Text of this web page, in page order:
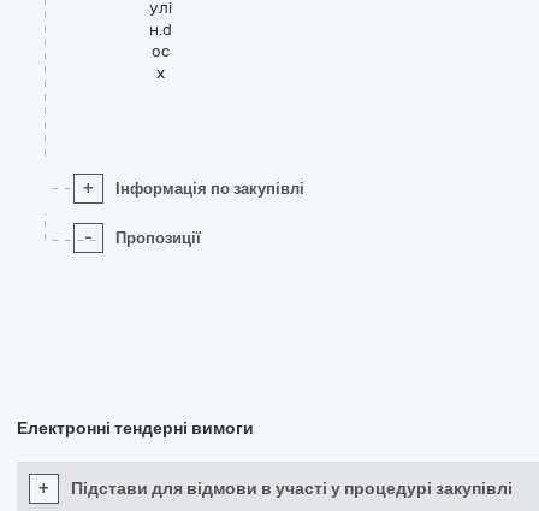
улі
н.d
oc
x
+ Інформація по закупівлі
- Пропозиції
Електронні тендерні вимоги
+ Підстави для відмови в участі у процедурі закупівлі